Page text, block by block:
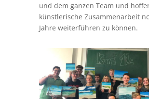
und dem ganzen Team und
künstlerische Zusammenarbeit
Jahre weiterführen zu können.